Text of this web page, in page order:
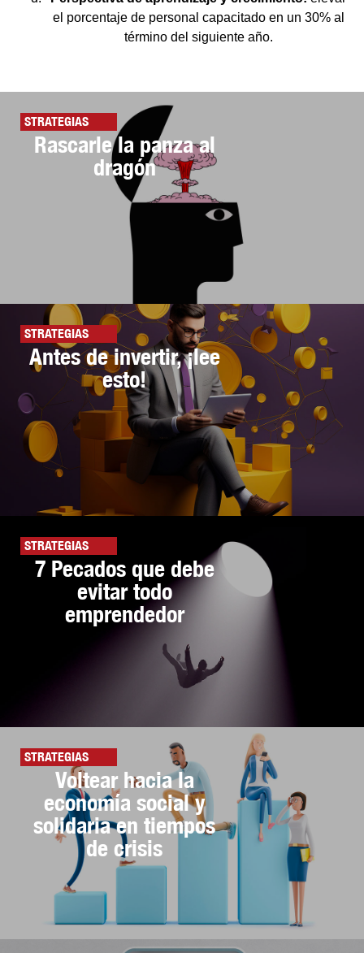
el porcentaje de personal capacitado en un 30% al
término del siguiente año.
STRATEGIAS
Rascarle la panza al
dragón
STRATEGIAS
Antes de invertir, ¡lee
esto!
STRATEGIAS
7 Pecados que debe
evitar todo
emprendedor
STRATEGIAS
Voltear hacia la
economía social y
solidaria en tiempos
de crisis